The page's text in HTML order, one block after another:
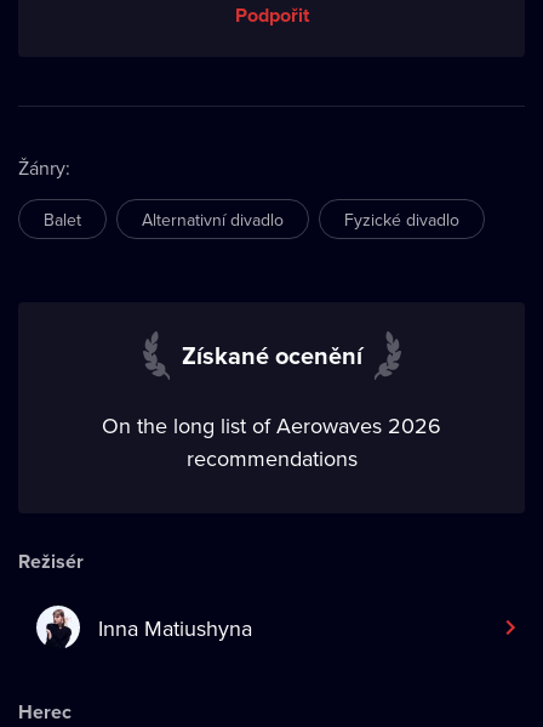
Podpořit
Žánry:
Balet Alternativní divadlo Fyzické divadlo
Získané ocenění
On the long list of Aerowaves 2026
recommendations
Režisér
Inna Matiushyna
Herec